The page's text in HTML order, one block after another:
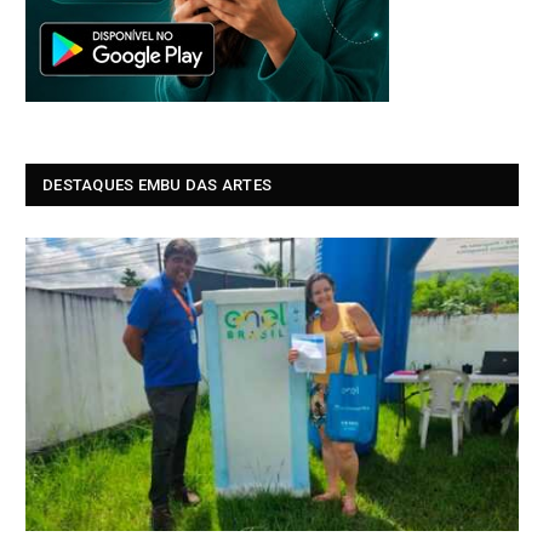
DESTAQUES EMBU DAS ARTES